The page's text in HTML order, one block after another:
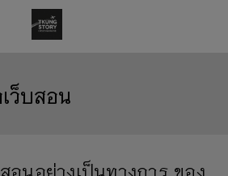
ว็บสอน
อนอย่างเป็นทางการ ของ